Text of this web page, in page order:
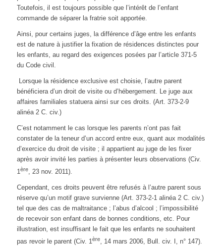
Toutefois, il est toujours possible que l’intérêt de l’enfant
commande de séparer la fratrie soit apportée.
Ainsi, pour certains juges, la différence d’âge entre les enfants
est de nature à justifier la fixation de résidences distinctes pour
les enfants, au regard des exigences posées par l’article 371-5
du Code civil.
Lorsque la résidence exclusive est choisie, l’autre parent
bénéficiera d’un droit de visite ou d’hébergement. Le juge aux
affaires familiales statuera ainsi sur ces droits. (Art. 373-2-9
alinéa 2 C. civ.)
C’est notamment le cas lorsque les parents n’ont pas fait
constater de la teneur d’un accord entre eux, quant aux modalités
d’exercice du droit de visite ; il appartient au juge de les fixer
après avoir invité les parties à présenter leurs observations (Civ.
1ère, 23 nov. 2011).
Cependant, ces droits peuvent être refusés à l’autre parent sous
réserve qu’un motif grave survienne (Art. 373-2-1 alinéa 2 C. civ.)
tel que des cas de maltraitance ; l’abus d’alcool ; l’impossibilité
de recevoir son enfant dans de bonnes conditions, etc. Pour
illustration, est insuffisant le fait que les enfants ne souhaitent
pas revoir le parent (Civ. 1ère, 14 mars 2006, Bull. civ. I, n° 147).